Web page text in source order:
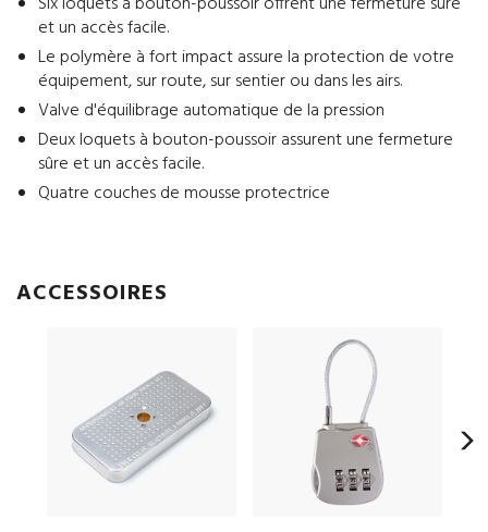
et un accès facile.
Le polymère à fort impact assure la protection de votre
équipement, sur route, sur sentier ou dans les airs.
Valve d'équilibrage automatique de la pression
Deux loquets à bouton-poussoir assurent une fermeture
sûre et un accès facile.
Quatre couches de mousse protectrice
ACCESSOIRES